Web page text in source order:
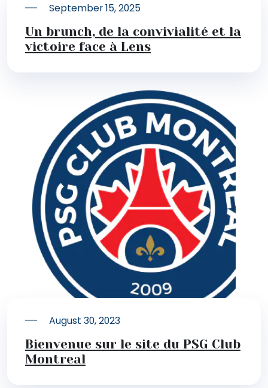
September 15, 2025
Un brunch, de la convivialité et la
victoire face à Lens
August 30, 2023
Bienvenue sur le site du PSG Club
Montreal